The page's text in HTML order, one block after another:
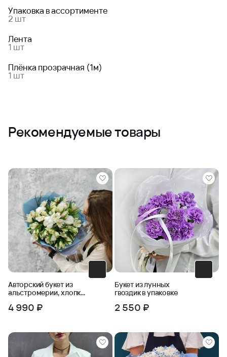
Упаковка в ассортименте
2 шт
Лента
1 шт
Плёнка прозрачная (1м)
1 шт
Рекомендуемые товары
Авторский букет из
альстромерии, хлопка
4 990 ₽
Букет из лунных
гвоздик в упаковке
2 550 ₽